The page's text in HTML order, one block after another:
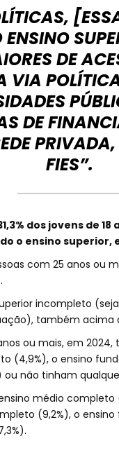
DE
VIA
DE
FIES”.
dos jovens de
o ensino superior,
com 25 anos ou
incompleto
também acima
ou mais, em
(4,9%), o ensino
não tinham
médio
(9,2%), o